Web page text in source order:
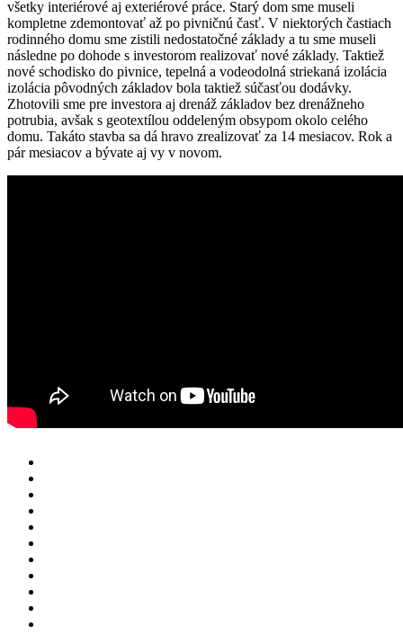
všetky interiérové aj exteriérové práce. Starý dom sme museli
kompletne zdemontovať až po pivničnú časť. V niektorých častiach
rodinného domu sme zistili nedostatočné základy a tu sme museli
následne po dohode s investorom realizovať nové základy. Taktiež
nové schodisko do pivnice, tepelná a vodeodolná striekaná izolácia
izolácia pôvodných základov bola taktiež súčasťou dodávky.
Zhotovili sme pre investora aj drenáž základov bez drenážneho
potrubia, avšak s geotextílou oddeleným obsypom okolo celého
domu. Takáto stavba sa dá hravo zrealizovať za 14 mesiacov. Rok a
pár mesiacov a bývate aj vy v novom.